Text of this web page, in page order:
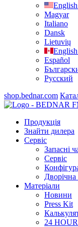
Magyar
Italiano
Dansk
Lietuvių
Español
Русский
shop.bednar.com
Продукція
Знайти дилера
Сервіс
Запасні
Сервіс
Дворічна
Матеріали
Новини
Press Kit
24